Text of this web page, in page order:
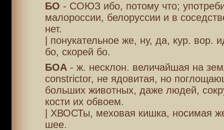
БО - СОЮЗ ибо, потому что;
малороссии, белоруссии и в
нет.
| понукательное же, ну, да, кур. вор.
бо, скорей бо.
БОА- ж. несклон. величайшая на
constrictor, не ядовитая, но
больших животных, даже людей,
кости их обвоем.
| ХВОСТы, меховая кишка, носимая
шее.